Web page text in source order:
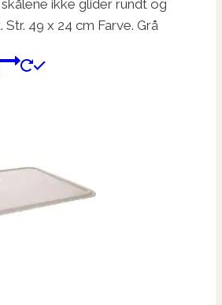
ikke glider rundt og
49 x 24 cm Farve. Grå